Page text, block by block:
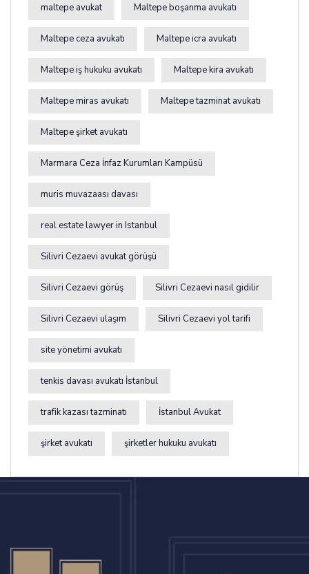
maltepe avukat Maltepe boşanma avukatı
Maltepe ceza avukatı Maltepe icra avukatı
Maltepe iş hukuku avukatı Maltepe kira avukatı
Maltepe miras avukatı Maltepe tazminat avukatı
Maltepe şirket avukatı
Marmara Ceza İnfaz Kurumları Kampüsü
muris muvazaası davası
real estate lawyer in Istanbul
Silivri Cezaevi avukat görüşü
Silivri Cezaevi görüş Silivri Cezaevi nasıl gidilir
Silivri Cezaevi ulaşım Silivri Cezaevi yol tarifi
site yönetimi avukatı
tenkis davası avukatı İstanbul
trafik kazası tazminatı İstanbul Avukat
şirket avukatı şirketler hukuku avukatı